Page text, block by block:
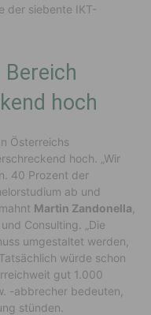
der siebente IKT-
hoch
Österreichs
hoch. „Wir
40 Prozent der
ab und
Martin Zandonella
Consulting. „Die
umgestaltet werden,
würde schon
gut 1.000
-abbrecher bedeuten,
stünden.